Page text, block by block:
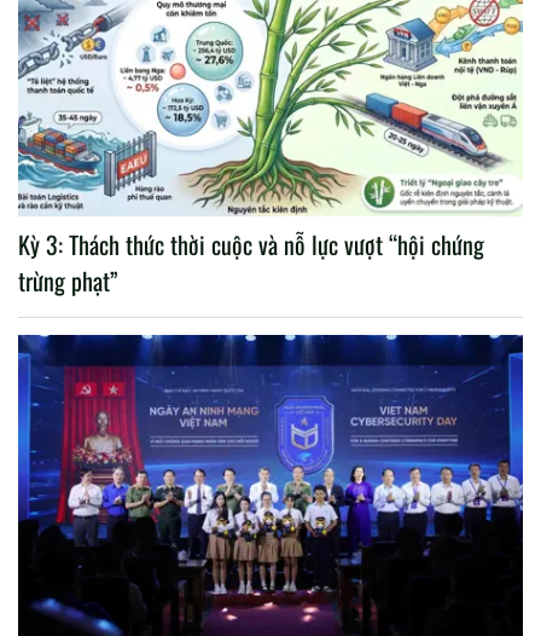
Kỳ 3: Thách thức thời cuộc và nỗ lực vượt “hội chứng
trừng phạt”